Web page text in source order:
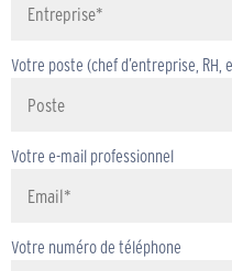
Votre poste (chef d’entreprise, RH,
Votre e-mail professionnel
Votre numéro de téléphone